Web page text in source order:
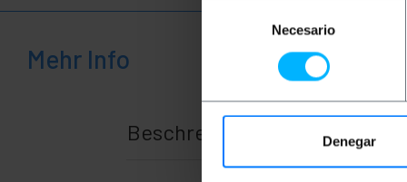
Selección
consentimiento
Necesario
Denegar
Mehr Info
Beschreibung